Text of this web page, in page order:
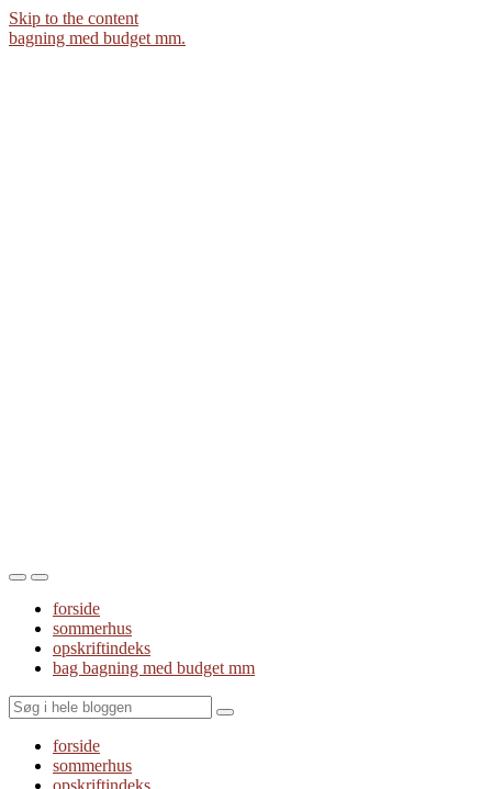
Skip to the content
bagning med budget mm.
Toggle
mobile
menu
Toggle
the
search
field
forside
sommerhus
opskriftindeks
bag bagning med budget mm
Search
forside
sommerhus
opskriftindeks